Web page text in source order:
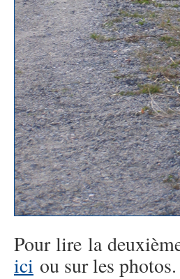
Pour lire la
ici ou sur les photos.